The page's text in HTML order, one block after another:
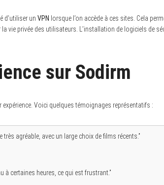
d’utiliser un VPN lorsque l’on accède à ces sites. Cela
vie privée des utilisateurs. L’installation de logiciels de
sur Sodirm
Voici quelques témoignages représentatifs :
agréable, avec un large choix de films récents.”
à certaines heures, ce qui est frustrant.”